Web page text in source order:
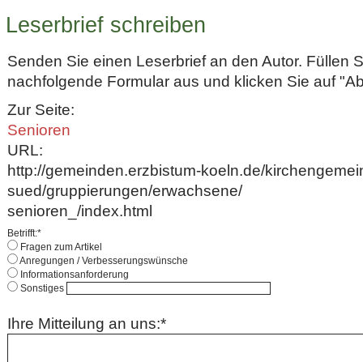
Leserbrief schreiben
Senden Sie einen Leserbrief an den Autor. Füllen
nachfolgende Formular aus und klicken Sie auf
Zur Seite:
Senioren
URL:
http://gemeinden.erzbistum-koeln.de/
sued/gruppierungen/erwachsene/
senioren_/index.html
Betrifft:*
Fragen zum Artikel
Anregungen / Verbesserungswünsche
Informationsanforderung
Sonstiges
Ihre Mitteilung an uns:*